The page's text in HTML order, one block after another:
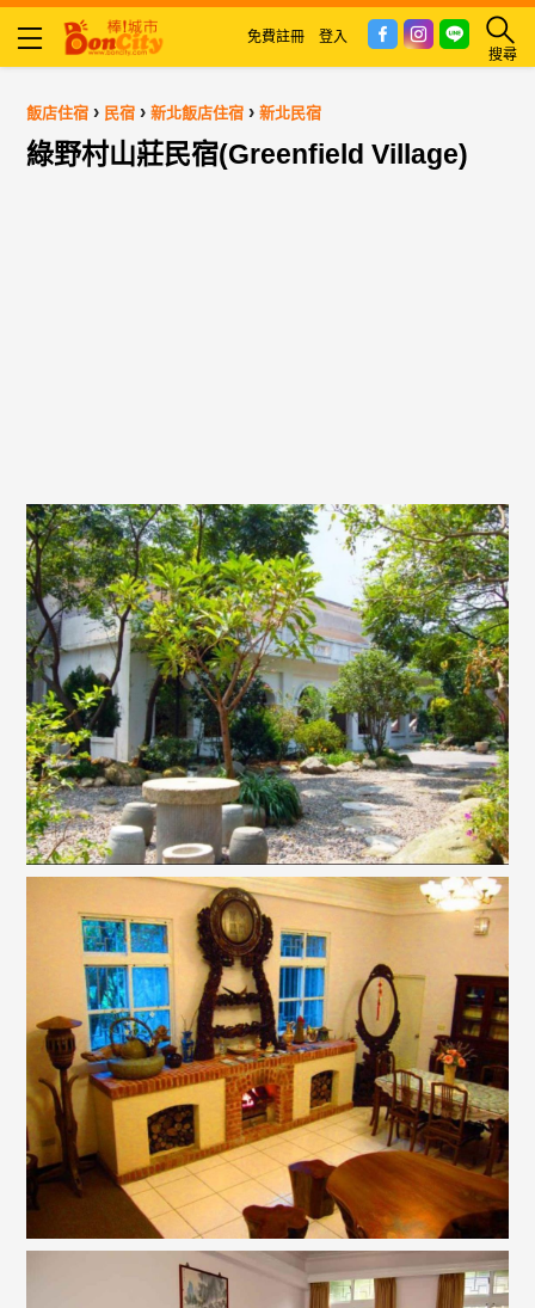
搜尋
免費註冊 登入
飯店住宿 › 民宿 ›新北飯店住宿 ›新北民宿
綠野村山莊民宿(Greenfield Village)